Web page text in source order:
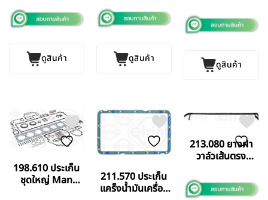
ELRING
GERMANY แท้
ดูสินค้า
ELRING
GERMANY แท้
ดูสินค้า
DAF 1160
ELRING
ดูสินค้า
198.610 ประเก็น
ชุดใหญ่ Man
211.570 ประเก็น
แคร็งน้ำมันเครื่อง
213.080 ยางฝา
วาล์วเส้นตรง
OM924 ELRING
GERMANY แท้